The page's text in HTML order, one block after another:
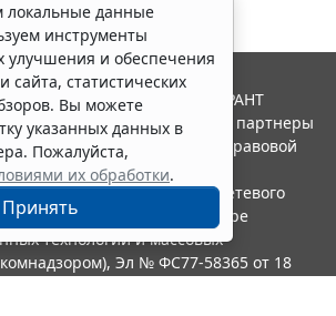
данные
инструменты
улучшения и обеспечения
сайта, статистических
Вы можете
указанных данных в
Пожалуйста,
их обработки.
Принять
СЕРВИС", 2026. Система ГАРАНТ
года. Компания "Гарант" и ее партнеры
Российской ассоциации правовой
в качестве сетевого
службой по надзору в сфере
технологий и массовых
Эл № ФС77-58365 от 18